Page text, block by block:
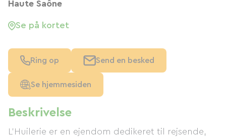
Beskrivelse
L'Huilerie er en ejendom dedikeret til rejsende,
Haute Saône
Se på kortet
Ring op Send en besked
Se hjemmesiden